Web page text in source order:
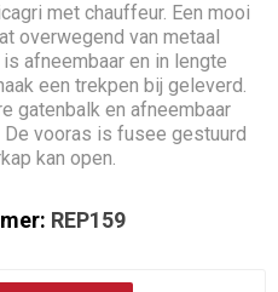
met chauffeur. Een mooi
overwegend van metaal
afneembaar en in lengte
een trekpen bij geleverd.
gatenbalk en afneembaar
vooras is fusee gestuurd
kan open.
REP159